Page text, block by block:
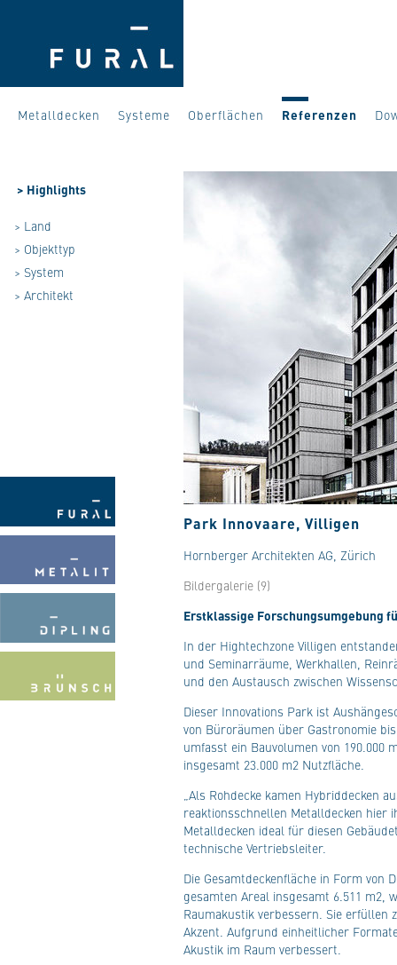
Metalldecken Systeme Oberflächen Referenzen
> Highlights
> Land
> Objekttyp
> System
> Architekt
Park Innovaare, Villigen
Hornberger Architekten AG, Zürich
Bildergalerie (9)
Erstklassige Forschungsumgebung
In der Hightechzone Villigen
und Seminarräume, Werkhallen,
und den Austausch zwischen
Dieser Innovations Park ist
von Büroräumen über Gastronomie
umfasst ein Bauvolumen von 190.000
insgesamt 23.000 m2 Nutzfläche.
„Als Rohdecke kamen Hybriddecken
reaktionsschnellen Metalldecken hier
Metalldecken ideal für diesen
technische Vertriebsleiter.
Die Gesamtdeckenfläche in Form
gesamten Areal insgesamt 6.511 m2,
Raumakustik verbessern. Sie erfüllen
Akzent. Aufgrund einheitlicher
Akustik im Raum verbessert.